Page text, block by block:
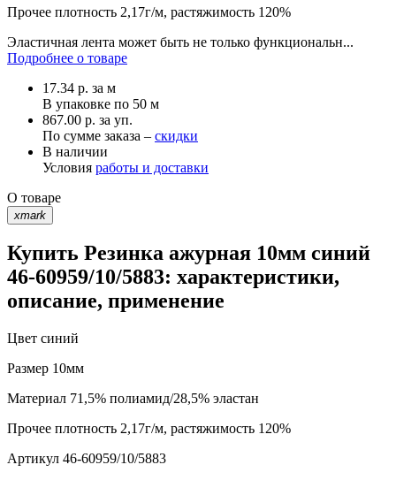
Прочее плотность 2,17г/м, растяжимость 120%
Эластичная лента может быть не только функциональн...
Подробнее о товаре
17.34 р. за м
В упаковке по 50 м
867.00 р. за уп.
По сумме заказа – скидки
В наличии
Условия работы и доставки
О товаре
xmark
Купить Резинка ажурная 10мм синий
46-60959/10/5883: характеристики,
описание, применение
Цвет синий
Размер 10мм
Материал 71,5% полиамид/28,5% эластан
Прочее плотность 2,17г/м, растяжимость 120%
Артикул 46-60959/10/5883